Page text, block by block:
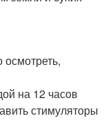
на 12 часов
стимуляторы